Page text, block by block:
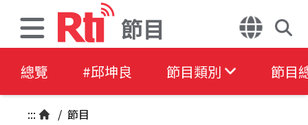
節目
總覽 #邱坤良 節目類別 節目
::: / 節目